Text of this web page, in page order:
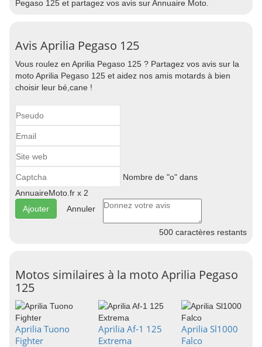
Pegaso 125 et partagez vos avis sur Annuaire Moto.
Avis Aprilia Pegaso 125
Vous roulez en Aprilia Pegaso 125 ? Partagez vos avis sur la
moto Aprilia Pegaso 125 et aidez nos amis motards à bien
choisir leur bé,cane !
Nombre de "o" dans
AnnuaireMoto.fr x 2
Annuler
500 caractères restants
Motos similaires à la moto Aprilia Pegaso
125
Aprilia Tuono
Fighter
Aprilia Af-1 125
Extrema
Aprilia Sl1000
Falco